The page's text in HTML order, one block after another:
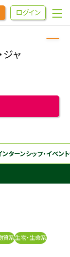
ログイン
の企業特集
ジャ
ンターンシップ・イベン
質系生物・生命系